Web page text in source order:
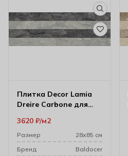
Плитка Decor Lamia
Dreire Carbone для
3620 ₽ м2
Размер
28х85 см
Бренд
Baldocer